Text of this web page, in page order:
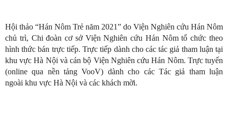
Hội thảo “Hán Nôm Trẻ năm 2021” do Viện Nghiên cứu Hán Nôm
chủ trì, Chi đoàn cơ sở Viện Nghiên cứu Hán Nôm tổ chức theo
hình thức bán trực tiếp. Trực tiếp dành cho các tác giả tham luận tại
khu vực Hà Nội và cán bộ Viện Nghiên cứu Hán Nôm. Trực tuyến
(online qua nền tảng VooV) dành cho các Tác giả tham luận
ngoài khu vực Hà Nội và các khách mời.